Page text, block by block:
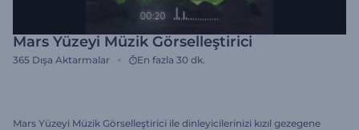
Mars Yüzeyi Müzik Görselleştirici
365 Dışa Aktarmalar En fazla 30 dk.
Mars Yüzeyi Müzik Görselleştirici ile dinleyicilerinizi kızıl gezegene